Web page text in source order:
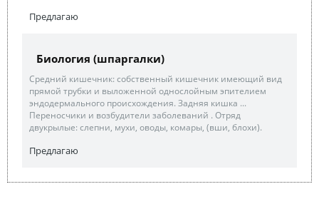
Предлагаю
Биология (шпаргалки)
Средний кишечник: собственный кишечник имеющий вид
прямой трубки и выложенной однослойным эпителием
эндодермального происхождения. Задняя кишка ...
Переносчики и возбудители заболеваний . Отряд
двукрылые: слепни, мухи, оводы, комары, (вши, блохи).
Предлагаю